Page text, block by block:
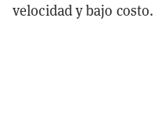
velocidad y bajo costo.